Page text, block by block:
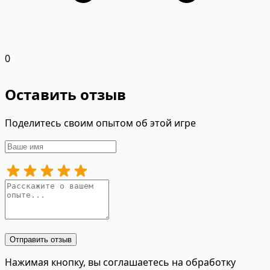
0
Оставить отзыв
Поделитесь своим опытом об этой игре
Отправить отзыв
Нажимая кнопку, вы соглашаетесь на обработку